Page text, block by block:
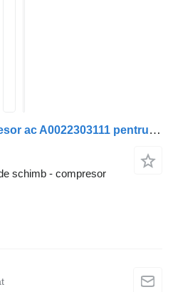
Compresor clima Compresor ac A0022303111 pentru cap tractor Mercedes-Benz ACTROS MP3
schimb - compresor